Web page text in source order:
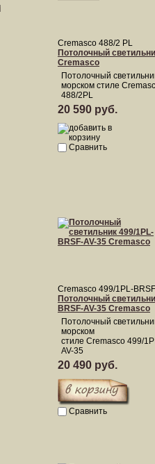
Cremasco 488/2 PL
Потолочный
Cremasco
Потолочный
морском стиле
488/2PL
20 590 руб.
Сравнить
Cremasco 499/1PL-
Потолочный
BRSF-AV-35 Cremasco
Потолочный
морском
стиле Cremasco 499/
AV-35
20 490 руб.
Сравнить